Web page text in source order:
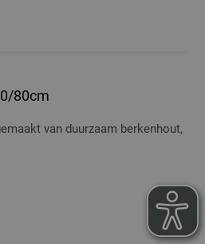
80cm
van duurzaam berkenhout,